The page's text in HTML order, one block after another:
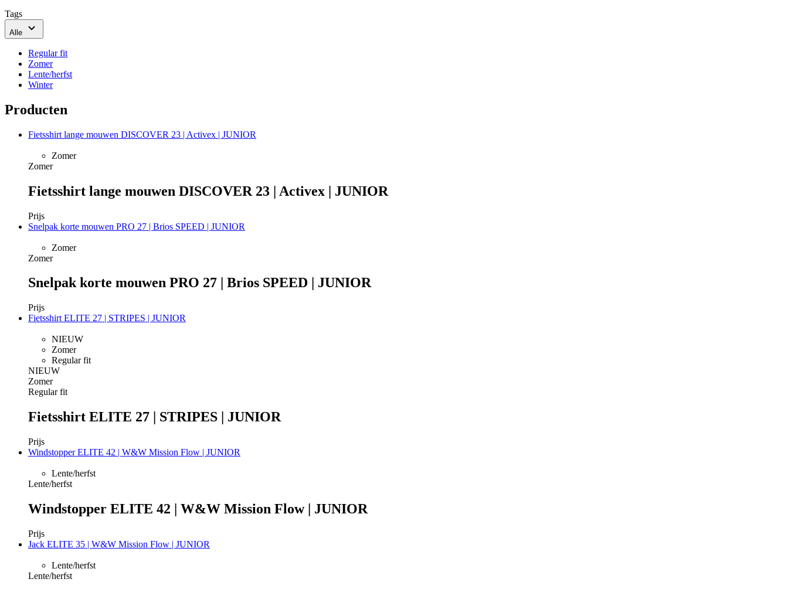
Tags
Alle
Regular fit
Zomer
Lente/herfst
Winter
Producten
Fietsshirt lange mouwen DISCOVER 23 | Activex | JUNIOR
Zomer
Zomer
Fietsshirt lange mouwen DISCOVER 23 | Activex | JUNIOR
Prijs
Snelpak korte mouwen PRO 27 | Brios SPEED | JUNIOR
Zomer
Zomer
Snelpak korte mouwen PRO 27 | Brios SPEED | JUNIOR
Prijs
Fietsshirt ELITE 27 | STRIPES | JUNIOR
NIEUW
Zomer
Regular fit
NIEUW
Zomer
Regular fit
Fietsshirt ELITE 27 | STRIPES | JUNIOR
Prijs
Windstopper ELITE 42 | W&W Mission Flow | JUNIOR
Lente/herfst
Lente/herfst
Windstopper ELITE 42 | W&W Mission Flow | JUNIOR
Prijs
Jack ELITE 35 | W&W Mission Flow | JUNIOR
Lente/herfst
Lente/herfst